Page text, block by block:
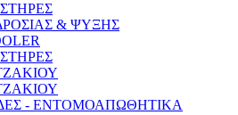
& ΨΥΞΗΣ
- ΕΝΤΟΜΟΑΠΩΘΗΤΙΚΑ